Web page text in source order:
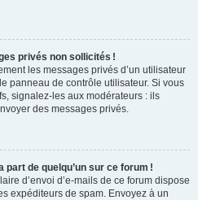
privés non sollicités !
les messages privés d’un utilisateur
panneau de contrôle utilisateur. Si vous
signalez-les aux modérateurs : ils
des messages privés.
part de quelqu’un sur ce forum !
d’envoi d’e-mails de ce forum dispose
expéditeurs de spam. Envoyez à un